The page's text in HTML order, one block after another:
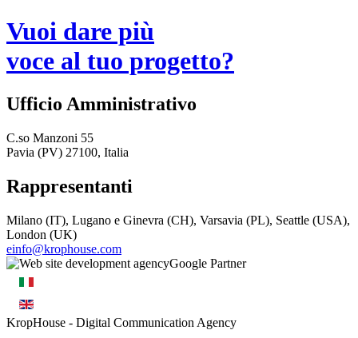
Vuoi dare più
voce al tuo progetto?
Ufficio Amministrativo
C.so Manzoni 55
Pavia (PV) 27100, Italia
Rappresentanti
Milano (IT), Lugano e Ginevra (CH), Varsavia (PL), Seattle (USA),
London (UK)
einfo@krophouse.com
KropHouse - Digital Communication Agency